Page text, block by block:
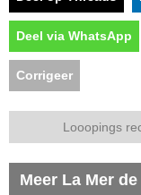
Deel via WhatsApp
Corrigeer
Looopings
Meer La Mer